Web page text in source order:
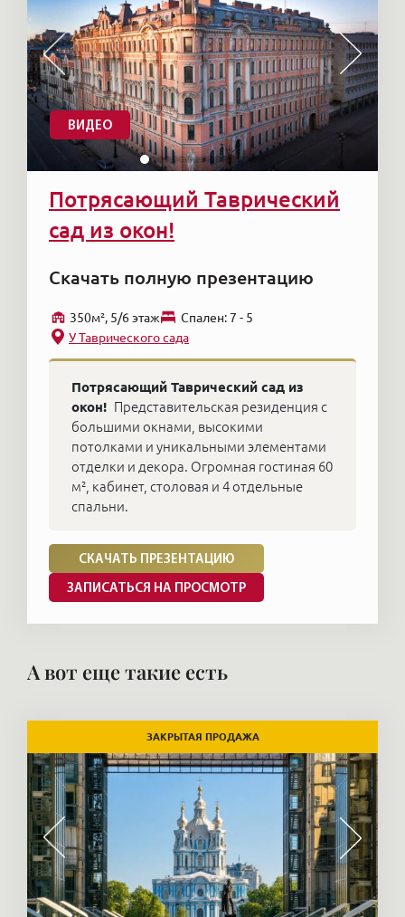
ВИДЕО
Потрясающий Таврический
сад из окон!
Скачать полную презентацию
350м², 5/6 этаж
Cпален: 7 - 5
У Таврического сада
Потрясающий Таврический сад из
окон! Представительская резиденция с
большими окнами, высокими
потолками и уникальными элементами
отделки и декора. Огромная гостиная 60
м², кабинет, столовая и 4 отдельные
спальни.
СКАЧАТЬ ПРЕЗЕНТАЦИЮ
ЗАПИСАТЬСЯ НА ПРОСМОТР
А вот еще такие есть
ЗАКРЫТАЯ ПРОДАЖА